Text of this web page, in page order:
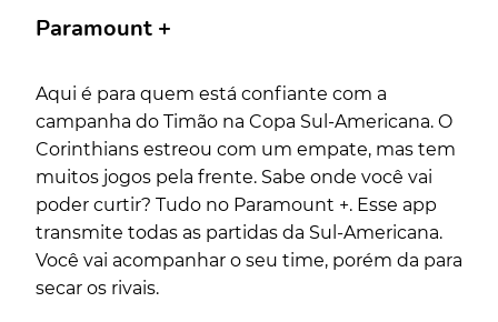
Paramount +
Aqui é para quem está confiante com a
campanha do Timão na Copa Sul-Americana. O
Corinthians estreou com um empate, mas tem
muitos jogos pela frente. Sabe onde você vai
poder curtir? Tudo no Paramount +. Esse app
transmite todas as partidas da Sul-Americana.
Você vai acompanhar o seu time, porém da para
secar os rivais.